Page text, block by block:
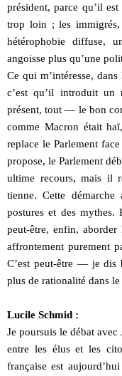
président, parce qu’il
trop loin ; les immigrés,
hétérophobie diffuse,
angoisse plus qu’une
Ce qui m’intéresse,
c’est qu’il introduit un
présent, tout — le bon
comme Macron était
replace le Parlement
propose, le Parlement
ultime recours, mais il
tienne. Cette
postures et des mythes.
peut-être, enfin,
affrontement purement
C’est peut-être — je
plus de rationalité dans
Lucile Schmid :
Je poursuis le débat
entre les élus et les
française est